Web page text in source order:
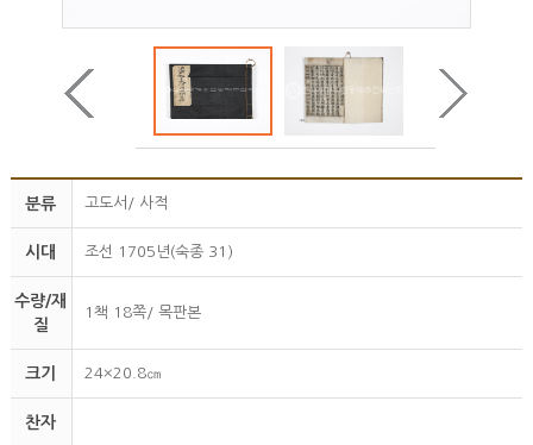
분류 고도서/ 사적
시대 조선 1705년(숙종 31)
수량/재
질
1책 18쪽/ 목판본
크기 24×20.8㎝
찬자